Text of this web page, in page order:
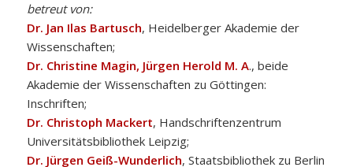
betreut von:
Dr. Jan Ilas Bartusch, Heidelberger Akademie der
Wissenschaften;
Dr. Christine Magin, Jürgen Herold M. A., beide
Akademie der Wissenschaften zu Göttingen:
Inschriften;
Dr. Christoph Mackert, Handschriftenzentrum
Universitätsbibliothek Leipzig;
Dr. Jürgen Geiß-Wunderlich, Staatsbibliothek zu Berlin